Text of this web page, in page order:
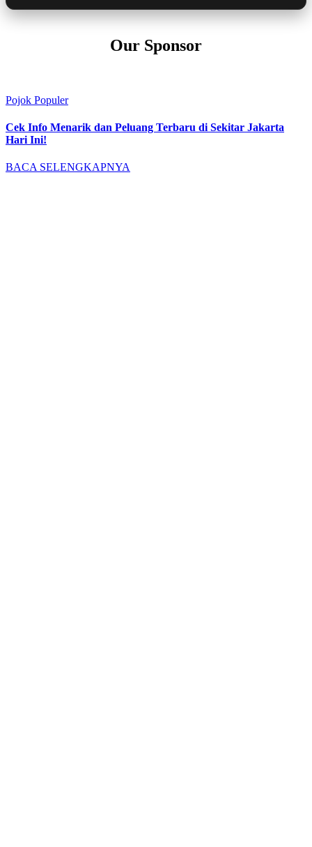
Our Sponsor
Pojok Populer
Cek Info Menarik dan Peluang Terbaru di Sekitar Jakarta
Hari Ini!
BACA SELENGKAPNYA